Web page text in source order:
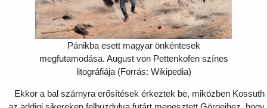
Pánikba esett magyar önkéntesek
megfutamodása. August von Pettenkofen színes
litográfiája (Forrás: Wikipedia)
Ekkor a bal szárnyra erősítések érkeztek be, miközben